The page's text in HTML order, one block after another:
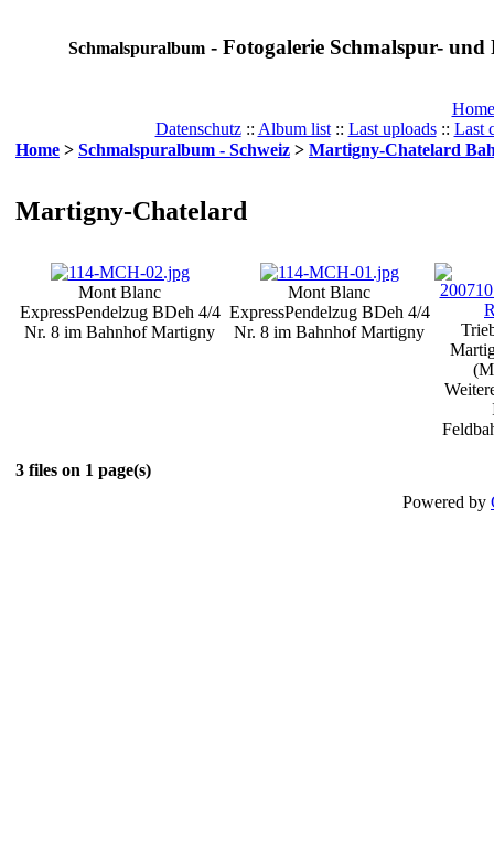
Schmalspuralbum- Fotogalerie Schmalspur-
Home
Datenschutz:: Album list:: Last uploads:: Last
Home > Schmalspuralbum - Schweiz > Martigny-Chatelard
Martigny-Chatelard
Mont Blanc
ExpressPendelzug BDeh 4/4
Nr. 8 im Bahnhof Martigny
Mont Blanc
ExpressPendelzug BDeh 4/4
Nr. 8 im Bahnhof Martigny
3 files on 1 page(s)
Powered by